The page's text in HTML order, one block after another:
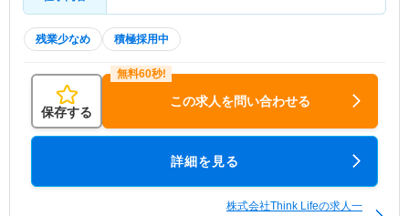
残業少なめ 積極採用中
保存する
この求人を問い合わせる
詳細を見る
株式会社Think Lifeの求人一